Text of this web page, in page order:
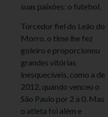
suas paixões: o futebol.
Torcedor fiel do Leão do
Morro, o time lhe fez
goleiro e proporcionou
grandes vitórias
inesquecíveis, como a de
2012, quando venceu o
São Paulo por 2 a 0. Mas
o atleta foi além e